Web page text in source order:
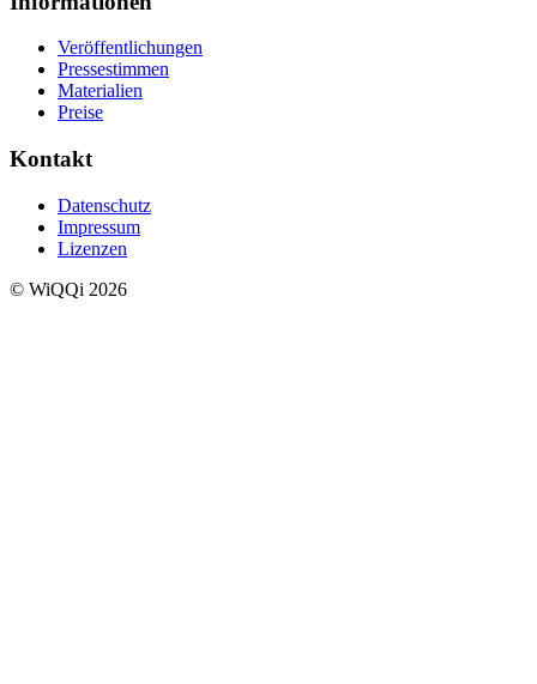
Veröffentlichungen
Pressestimmen
Materialien
Preise
Kontakt
Datenschutz
Impressum
Lizenzen
© WiQQi 2026